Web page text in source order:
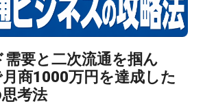
要と二次流通を掴ん
商1000万円を達成した
考法